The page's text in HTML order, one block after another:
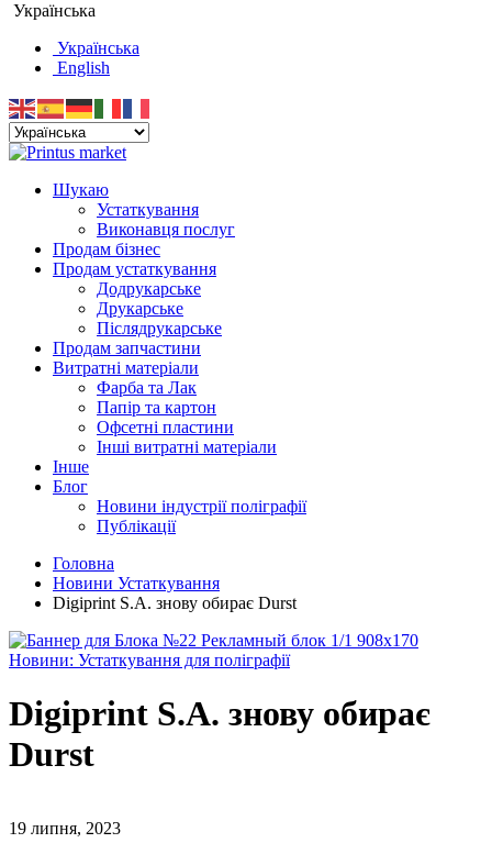
Українська
Українська
English
Шукаю
Устаткування
Виконавця послуг
Продам бізнес
Продам устаткування
Додрукарське
Друкарське
Післядрукарське
Продам запчастини
Витратні матеріали
Фарба та Лак
Папір та картон
Офсетні пластини
Інші витратні матеріали
Інше
Блог
Новини індустрії поліграфії
Публікації
Головна
Новини Устаткування
Digiprint S.A. знову обирає Durst
Новини: Устаткування для поліграфії
Digiprint S.A. знову обирає
Durst
19 липня, 2023